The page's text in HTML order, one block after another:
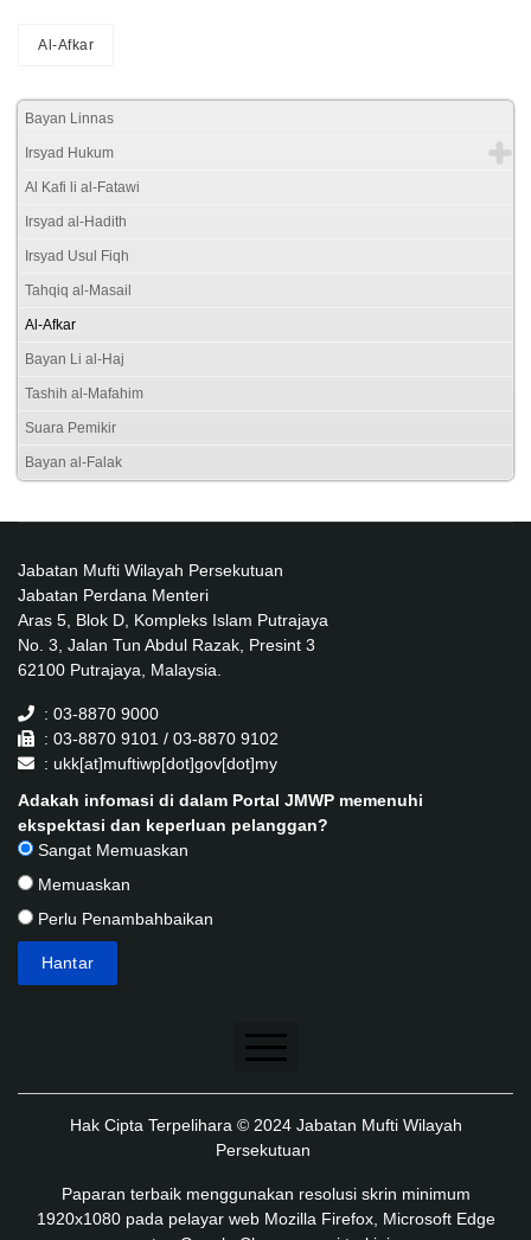
Al-Afkar
Bayan Linnas
Irsyad Hukum
Al Kafi li al-Fatawi
Irsyad al-Hadith
Irsyad Usul Fiqh
Tahqiq al-Masail
Al-Afkar
Bayan Li al-Haj
Tashih al-Mafahim
Suara Pemikir
Bayan al-Falak
Jabatan Mufti Wilayah Persekutuan
Jabatan Perdana Menteri
Aras 5, Blok D, Kompleks Islam Putrajaya
No. 3, Jalan Tun Abdul Razak, Presint 3
62100 Putrajaya, Malaysia.
: 03-8870 9000
: 03-8870 9101 / 03-8870 9102
: ukk[at]muftiwp[dot]gov[dot]my
Adakah infomasi di dalam Portal JMWP memenuhi
ekspektasi dan keperluan pelanggan?
Sangat Memuaskan
Memuaskan
Perlu Penambahbaikan
Penafian
Dasar Keselamatan
Dasar Privasi Aplikasi
Hak Cipta Terpelihara © 2024 Jabatan Mufti Wilayah
Persekutuan
Paparan terbaik menggunakan resolusi skrin minimum
1920x1080 pada pelayar web Mozilla Firefox, Microsoft Edge